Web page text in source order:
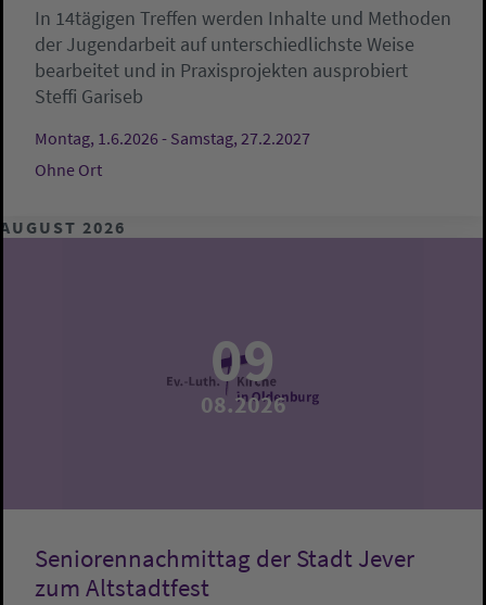
In 14tägigen Treffen werden Inhalte und Methoden
der Jugendarbeit auf unterschiedlichste Weise
bearbeitet und in Praxisprojekten ausprobiert
Steffi Gariseb
Montag, 1.6.2026 - Samstag, 27.2.2027
Ohne Ort
AUGUST 2026
09
08.2026
Seniorennachmittag der Stadt Jever
zum Altstadtfest